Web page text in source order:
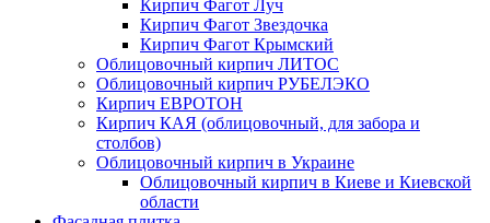
Кирпич Фагот Луч
Кирпич Фагот Звездочка
Кирпич Фагот Крымский
Облицовочный кирпич ЛИТОС
Облицовочный кирпич РУБЕЛЭКО
Кирпич ЕВРОТОН
Кирпич КАЯ (облицовочный, для забора и
столбов)
Облицовочный кирпич в Украине
Облицовочный кирпич в Киеве и Киевской
области